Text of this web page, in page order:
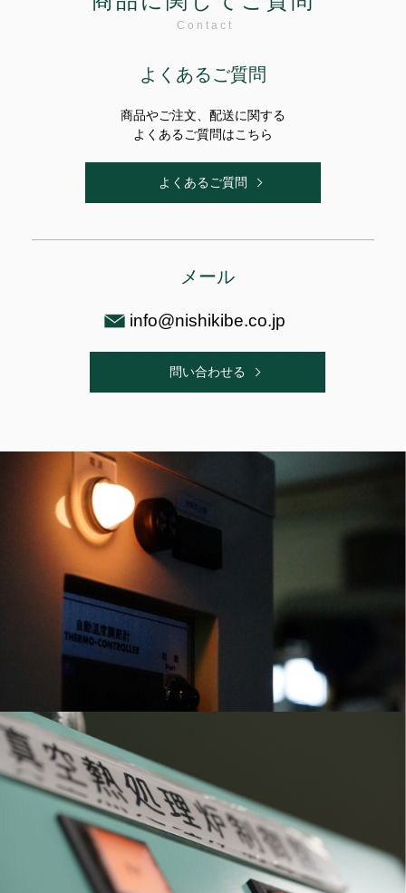
Contact
よくあるご質問
商品やご注文、配送に関する
よくあるご質問はこちら
よくあるご質問
メール
info@nishikibe.co.jp
問い合わせる